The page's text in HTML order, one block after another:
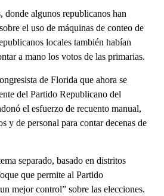
donde algunos republicanos han
el uso de máquinas de conteo de
locales también habían
a mano los votos de las primarias.
de Florida que ahora se
del Partido Republicano del
el esfuerzo de recuento manual,
y de personal para contar decenas de
separado, basado en distritos
que permite al Partido
mejor control” sobre las elecciones.